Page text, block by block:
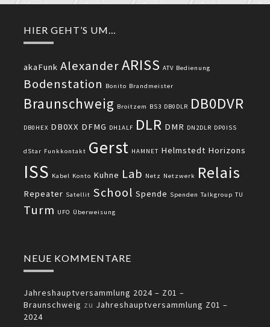
HIER GEHT’S UM…
akaFunk AlexanderARISS ATV Bedienung
Bodenstation Bonito Brandmeister
Braunschweig Broitzem BS3 DB0DLR DB0DVR
DB0HEX DB0XX DFMG DH1ALF DLR DMR DN2DLR DP0ISS
dStar Funkkontakt Gerst HAMNET Helmstedt Horizons
ISS Kabel Konto Kuhne Lab Netz Netzwerk Relais
Repeater Satellit School Spende Spenden Talkgroup TU
Turm UFO Überweisung
NEUE KOMMENTARE
Jahreshauptversammlung 2024 – Z01 –
Braunschweig zu Jahreshauptversammlung Z01 –
2024